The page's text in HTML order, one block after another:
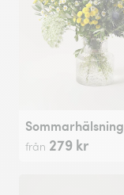
Sommarhälsning
från 279 kr